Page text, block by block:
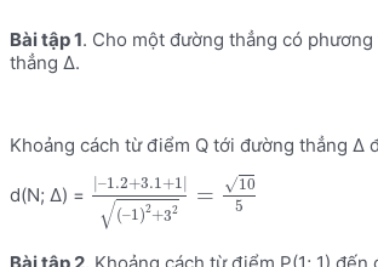
Bài tập 1. Cho một đường thẳng có
thẳng Δ.
Khoảng cách từ điểm Q tới đường thẳng Δ
d(N; Δ) =
|–1.2+3.1+1
(–1)2+32
√
= 10
√
5